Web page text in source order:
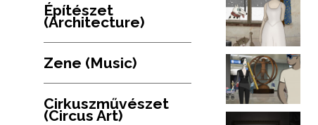
Építészet
(Architecture)
Zene (Music)
Cirkuszművészet
(Circus Art)